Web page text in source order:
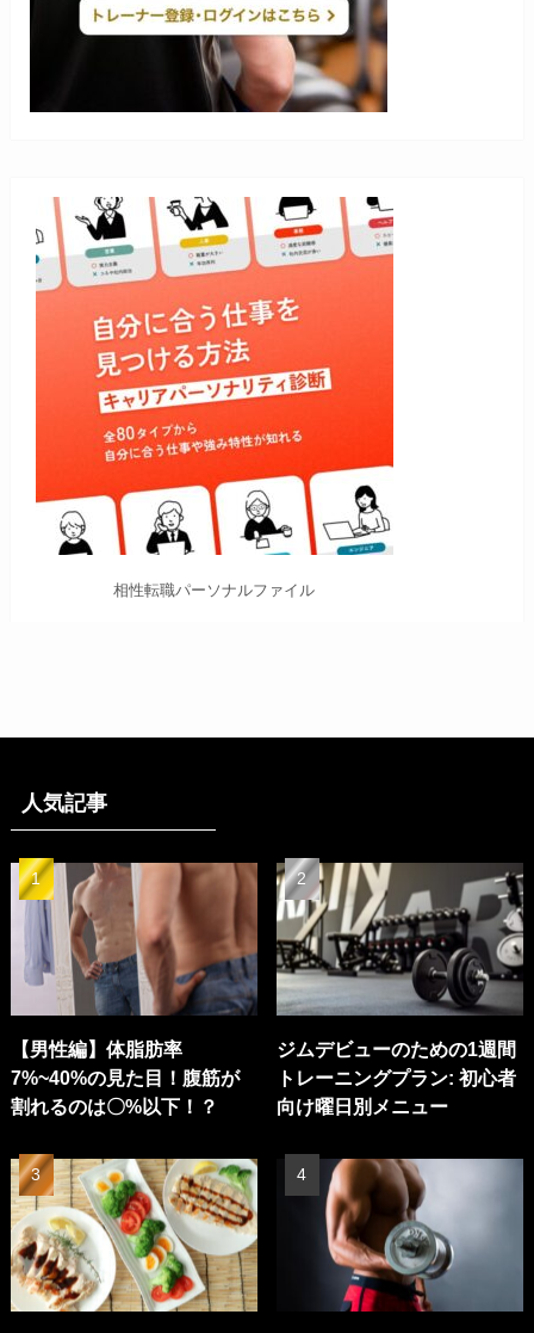
相性転職パーソナルファイル
人気記事
【男性編】体脂肪率
7%~40%の見た目！腹筋が
割れるのは〇%以下！？
ジムデビューのための1週間
トレーニングプラン: 初心者
向け曜日別メニュー